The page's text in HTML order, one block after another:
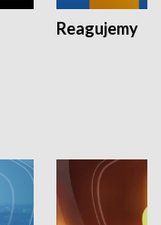
Reagujemy